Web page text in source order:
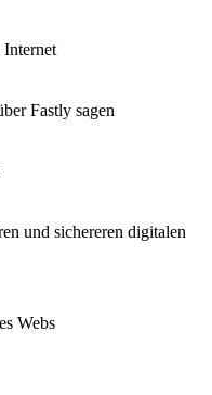
Internet
Fastly sagen
und sichereren digitalen
Webs